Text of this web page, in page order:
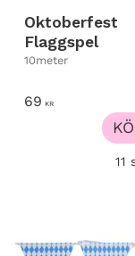
Oktoberfest
Flaggspel
10meter
69 KR
11